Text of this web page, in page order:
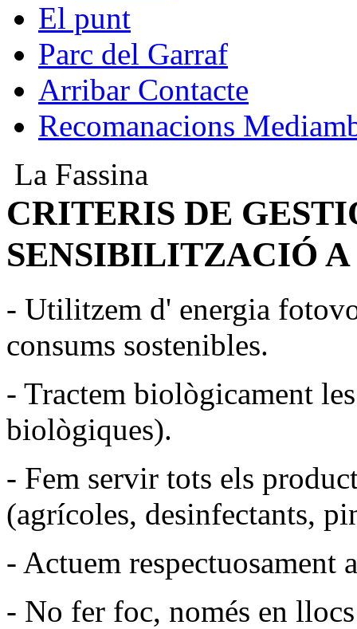
El punt
Parc del Garraf
Arribar Contacte
Recomanacions
La Fassina
CRITERIS DE
SENSIBILITZACIÓ
- Utilitzem d' energia
consums sostenibles.
- Tractem biològicament
biològiques).
- Fem servir tots els
(agrícoles, desinfectants,
- Actuem respectuosament
- No fer foc, només en